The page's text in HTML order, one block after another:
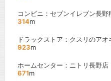
コンビニ：セブンイレブン長野
314m
ドラックストア：クスリのアオ
923m
ホームセンター：ニトリ長野店
671m